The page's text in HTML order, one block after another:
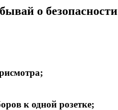
о безопасности
к одной розетке;